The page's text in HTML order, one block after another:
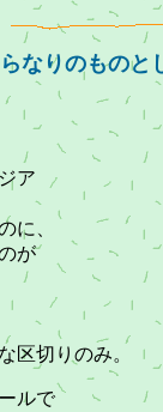
なりのもの
ア
に、
が
区切りのみ。
ルで